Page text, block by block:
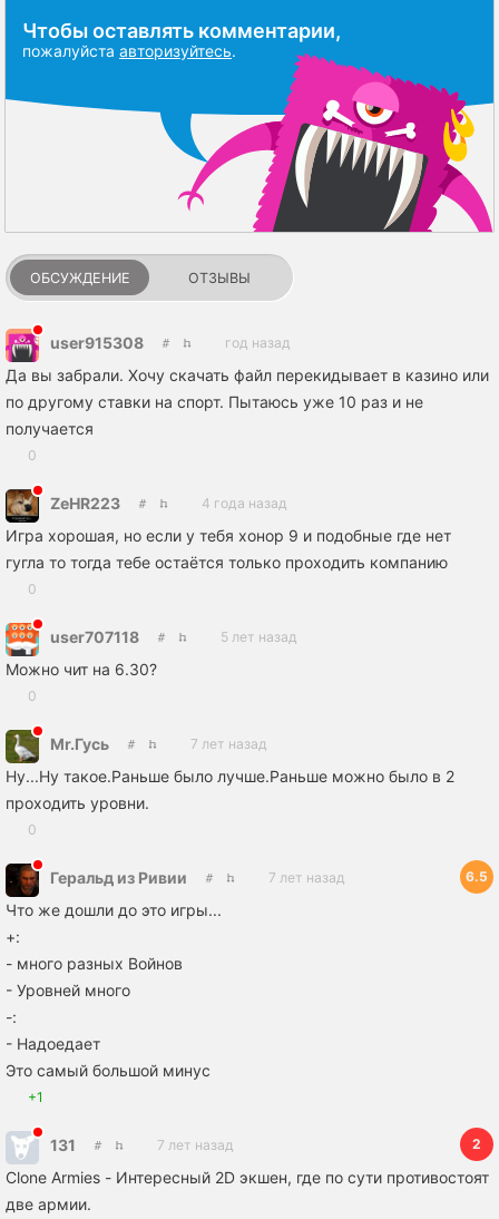
Чтобы оставлять комментарии,
пожалуйста авторизуйтесь.
ОБСУЖДЕНИЕ ОТЗЫВЫ
user915308 год назад
Да вы забрали. Хочу скачать файл перекидывает в казино или
по другому ставки на спорт. Пытаюсь уже 10 раз и не
получается
0
ZeHR223 4 года назад
Игра хорошая, но если у тебя хонор 9 и подобные где нет
гугла то тогда тебе остаётся только проходить компанию
0
user707118 5 лет назад
Можно чит на 6.30?
0
Mr.Гусь 7 лет назад
Ну...Ну такое.Раньше было лучше.Раньше можно было в 2
проходить уровни.
0
Геральд из Ривии 7 лет назад 6.5
Что же дошли до это игры...
+:
- много разных Войнов
- Уровней много
-:
- Надоедает
Это самый большой минус
+1
131 7 лет назад 2
Clone Armies - Интересный 2D экшен, где по сути противостоят
две армии.